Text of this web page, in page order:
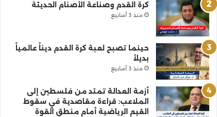
كرة القدم وصناعة الأصنام الحديثة
منذ 3 أسابيع
حينما تصبح لعبة كرة القدم ديناً عالمياً
بديلاً
منذ 3 أسابيع
أزمة العدالة تمتد من فلسطين إلى
الملاعب: قراءة مقاصدية في سقوط
القيم الرياضية أمام منطق القوة